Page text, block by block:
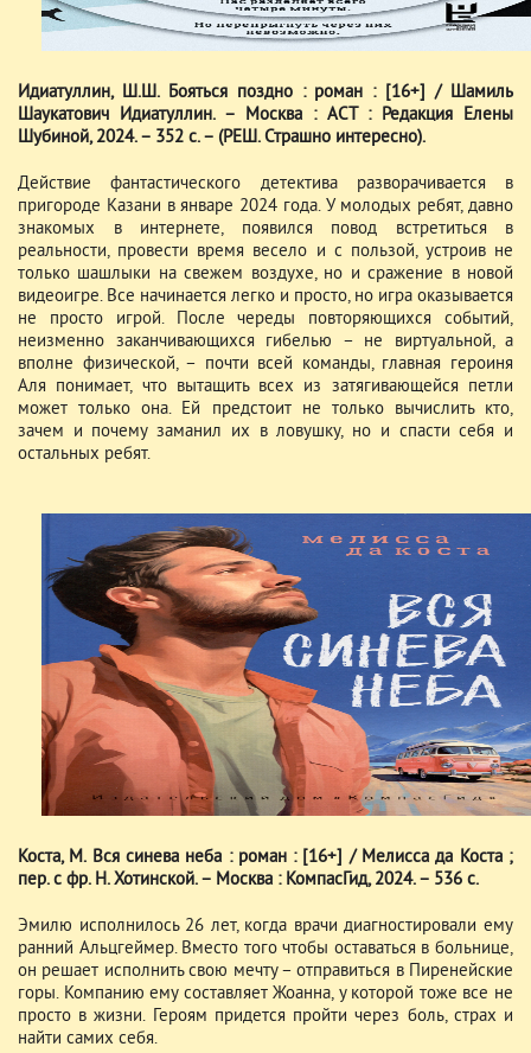
Идиатуллин, Ш.Ш. Бояться поздно : роман : [16+] / Шамиль
Шаукатович Идиатуллин. – Москва : АСТ : Редакция Елены
Шубиной, 2024. – 352 с. – (РЕШ. Страшно интересно).
Действие фантастического детектива разворачивается в
пригороде Казани в январе 2024 года. У молодых ребят, давно
знакомых в интернете, появился повод встретиться в
реальности, провести время весело и с пользой, устроив не
только шашлыки на свежем воздухе, но и сражение в новой
видеоигре. Все начинается легко и просто, но игра оказывается
не просто игрой. После череды повторяющихся событий,
неизменно заканчивающихся гибелью – не виртуальной, а
вполне физической, – почти всей команды, главная героиня
Аля понимает, что вытащить всех из затягивающейся петли
может только она. Ей предстоит не только вычислить кто,
зачем и почему заманил их в ловушку, но и спасти себя и
остальных ребят.
Коста, М. Вся синева неба : роман : [16+] / Мелисса да Коста ;
пер. с фр. Н. Хотинской. – Москва : КомпасГид, 2024. – 536 с.
Эмилю исполнилось 26 лет, когда врачи диагностировали ему
ранний Альцгеймер. Вместо того чтобы оставаться в больнице,
он решает исполнить свою мечту – отправиться в Пиренейские
горы. Компанию ему составляет Жоанна, у которой тоже все не
просто в жизни. Героям придется пройти через боль, страх и
найти самих себя.